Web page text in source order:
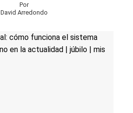
Por
David Arredondo